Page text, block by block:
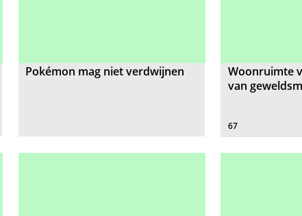
Pokémon mag niet verdwijnen
Woonruimte
van
67